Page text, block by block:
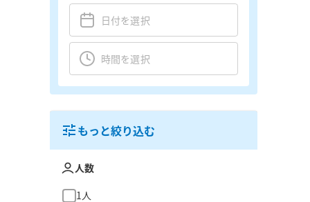
もっと絞り込む
人数
1人